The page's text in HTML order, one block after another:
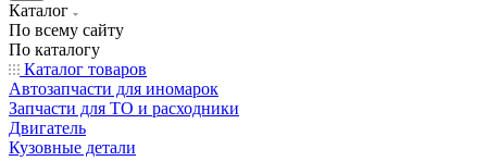
Каталог
По всему сайту
По каталогу
Каталог товаров
Автозапчасти для иномарок
Запчасти для ТО и расходники
Двигатель
Кузовные детали